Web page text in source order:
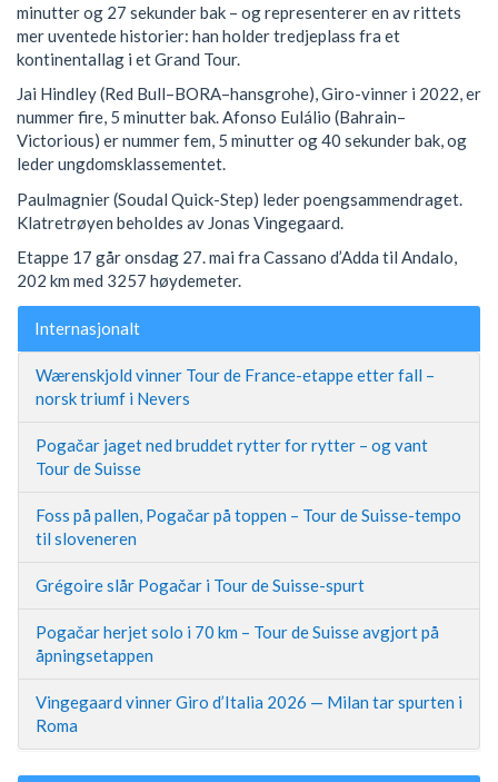
minutter og 27 sekunder bak – og representerer en av rittets
mer uventede historier: han holder tredjeplass fra et
kontinentallag i et Grand Tour.
Jai Hindley (Red Bull–BORA–hansgrohe), Giro-vinner i 2022, er
nummer fire, 5 minutter bak. Afonso Eulálio (Bahrain–
Victorious) er nummer fem, 5 minutter og 40 sekunder bak, og
leder ungdomsklassementet.
Paulmagnier (Soudal Quick-Step) leder poengsammendraget.
Klatretrøyen beholdes av Jonas Vingegaard.
Etappe 17 går onsdag 27. mai fra Cassano d’Adda til Andalo,
202 km med 3257 høydemeter.
Internasjonalt
Wærenskjold vinner Tour de France-etappe etter fall –
norsk triumf i Nevers
Pogačar jaget ned bruddet rytter for rytter – og vant
Tour de Suisse
Foss på pallen, Pogačar på toppen – Tour de Suisse-tempo
til sloveneren
Grégoire slår Pogačar i Tour de Suisse-spurt
Pogačar herjet solo i 70 km – Tour de Suisse avgjort på
åpningsetappen
Vingegaard vinner Giro d’Italia 2026 — Milan tar spurten i
Roma